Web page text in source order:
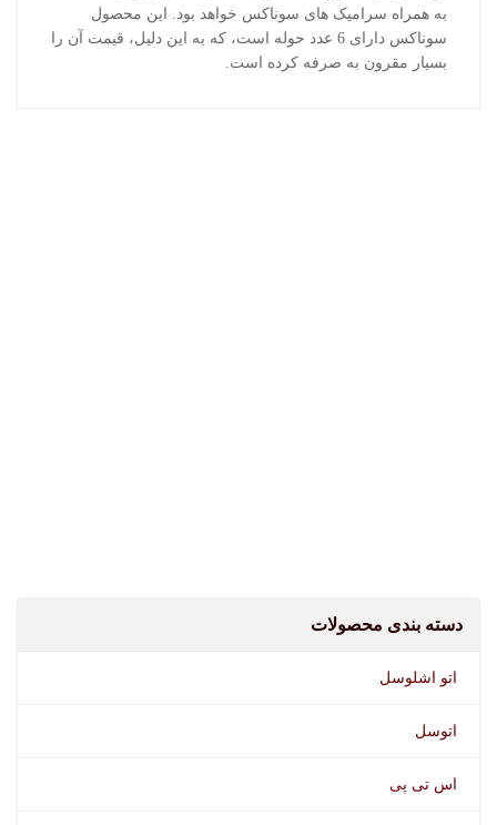
دسته بندی محصولات
اتو اشلوسل
اتوسل
اس تی پی
به همراه سرامیک های سوناکس خواهد بود. این محصول
سوناکس دارای 6 عدد حوله است، که به این دلیل، قیمت آن را
بسیار مقرون به صرفه کرده است.